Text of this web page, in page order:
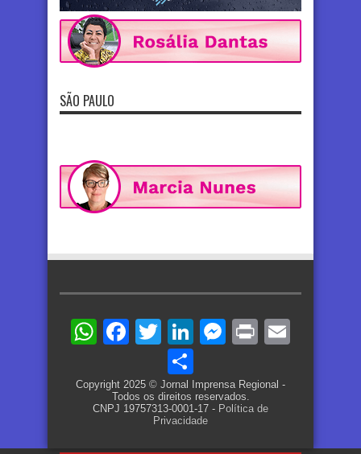
SÃO PAULO
WhatsApp
Facebook
TwitterLinkedIn
Messenger
Print
Copyright 2025 © Jornal Imprensa Regional -
Todos os direitos reservados.
CNPJ 19757313-0001-17 - Política de
Privacidade